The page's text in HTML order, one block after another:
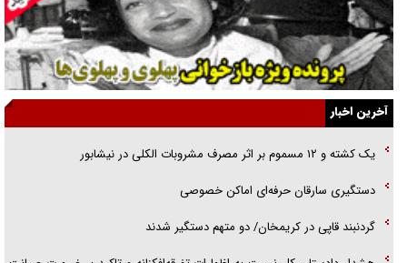
قصه ناتمام سرویس مدارس
آیا مقاومت فلسطین خلع‌سلاح می‌شود؟
الگوی وحدت‌آفرین در ادراک سیاست خارجی
گفتگوی دکتر اخوان مدیرمسئول روزنامه جوان با برنامه تلویزیونی «نبرد
هرمز»
امام حسین (ع) کشته سیرت‌های عصر جاهلی شد
فریاد‌ها و ناله‌های دوستان مبارزدلم را آتش می‌زد
آخرین اخبار
یک کشته و ۱۲ مسموم بر اثر مصرف مشروبات الکلی در نیشابور
دستگیری سارقان حرفه‌ای اماکن خصوصی
گردنبند قاپی در کریمخان/ دو متهم دستگیر شدند